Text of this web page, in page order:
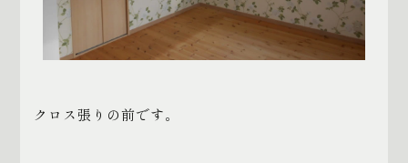
クロス張りの前です。